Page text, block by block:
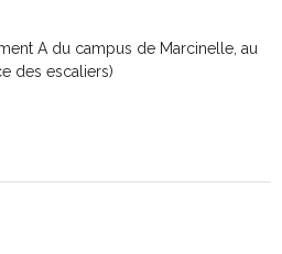
A du campus de Marcinelle, au
des escaliers)